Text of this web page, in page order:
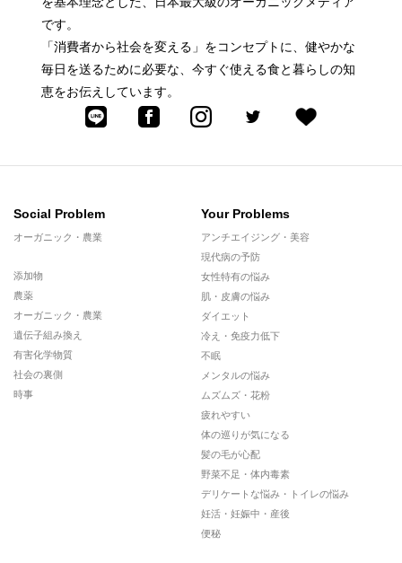
です。
「消費者から社会を変える」をコンセプトに、健やかな
毎日を送るために必要な、今すぐ使える食と暮らしの知
恵をお伝えしています。
Social Problem
オーガニック・農業
添加物
農薬
オーガニック・農業
遺伝子組み換え
有害化学物質
社会の裏側
時事
Your Problems
アンチエイジング・美容
現代病の予防
女性特有の悩み
肌・皮膚の悩み
ダイエット
冷え・免疫力低下
不眠
メンタルの悩み
ムズムズ・花粉
疲れやすい
体の巡りが気になる
髪の毛が心配
野菜不足・体内毒素
デリケートな悩み・トイレの悩み
妊活・妊娠中・産後
便秘